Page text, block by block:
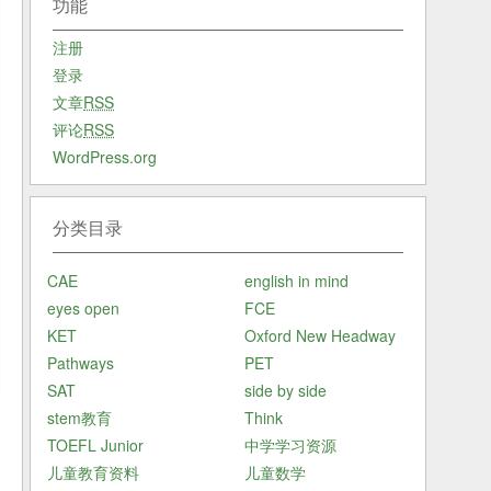
注册
登录
文章RSS
评论RSS
WordPress.org
分类目录
CAE
english in mind
eyes open
FCE
KET
Oxford New Headway
Pathways
PET
SAT
side by side
stem教育
Think
TOEFL Junior
中学学习资源
儿童教育资料
儿童数学